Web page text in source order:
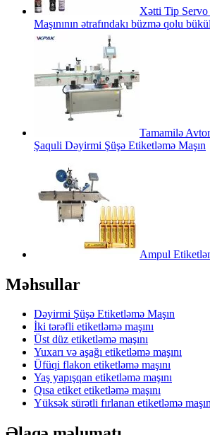
Xətti Tip
Maşınının ətrafındakı büzmə qolu
Tamamilə
Şaquli Dəyirmi Şüşə Etiketləmə Maşın
Ampul
Məhsullar
Dəyirmi Şüşə Etiketləmə Maşın
İki tərəfli etiketləmə maşını
Üst düz etiketləmə maşını
Yuxarı və aşağı etiketləmə maşını
Üfüqi flakon etiketləmə maşını
Yaş yapışqan etiketləmə maşını
Qısa etiket etiketləmə maşını
Yüksək sürətli fırlanan etiketləmə